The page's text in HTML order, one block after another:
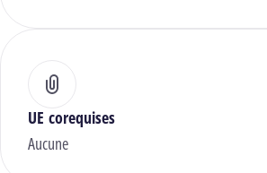
UE corequises
Aucune